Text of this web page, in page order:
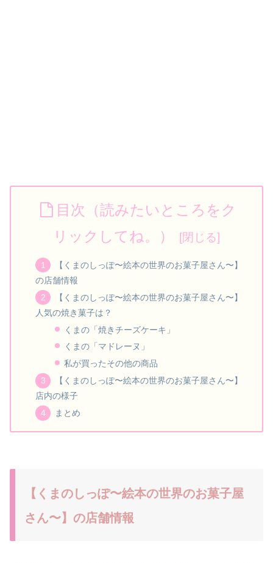
目次（読みたいところをク
リックしてね。）
【くまのしっぽ〜絵本の世界のお菓子屋さん〜】
の店舗情報
【くまのしっぽ〜絵本の世界のお菓子屋さん〜】
人気の焼き菓子は？
くまの「焼きチーズケーキ」
くまの「マドレーヌ」
私が買ったその他の商品
【くまのしっぽ〜絵本の世界のお菓子屋さん〜】
店内の様子
まとめ
【くまのしっぽ〜絵本の世界のお菓子屋
さん〜】の店舗情報